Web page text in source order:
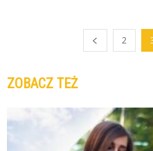
2
ZOBACZ TEŻ